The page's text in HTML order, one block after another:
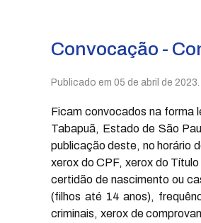
Convocação -
Publicado em 05 de abril de 2023
Ficam convocados na forma
Tabapuã, Estado de São
publicação deste, no horário
xerox do CPF, xerox do
certidão de nascimento ou
(filhos até 14 anos),
criminais, xerox de